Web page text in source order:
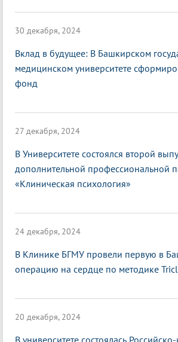
30 декабря, 2024
Вклад в будущее: В Башкирском
медицинском университете
фонд
27 декабря, 2024
В Университете состоялся второй
дополнительной профессиональной
«Клиническая психология»
24 декабря, 2024
В Клинике БГМУ провели первую в
операцию на сердце по методике
20 декабря, 2024